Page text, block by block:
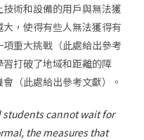
術和設備的用戶與無法獲
，使得有些人無法獲得有
重大挑戰（此處給出參考
打破了地域和距離的障
（此處給出參考文獻）。
students cannot wait for
the measures that